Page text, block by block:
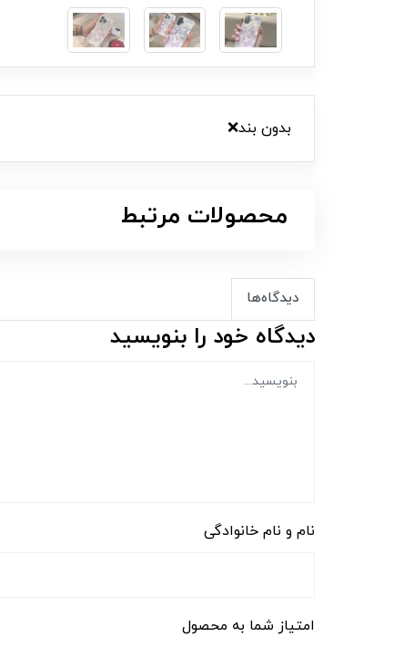
بدون بند❌
محصولات مرتبط
دیدگاه‌ها
دیدگاه خود را بنویسید
نام و نام خانوادگی
امتیاز شما به محصول